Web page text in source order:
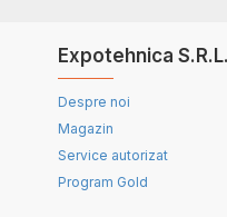
Expotehnica S.R.L.
Despre noi
Magazin
Service autorizat
Program Gold